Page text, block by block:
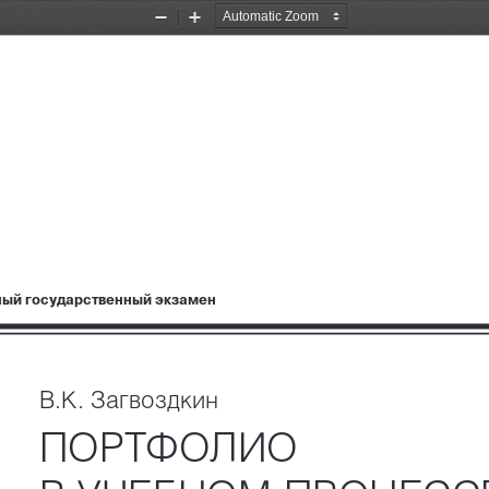
Zoom
Zoom
государственный экзамен
ПОРТФОЛИО
В.К. Загвоздкин